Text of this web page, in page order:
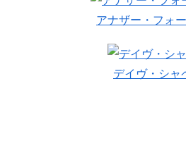
アナザー・フォ
デイヴ・シャ